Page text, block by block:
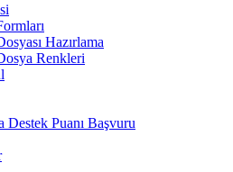
Hazırlama
Renkleri
Destek Puanı Başvuru